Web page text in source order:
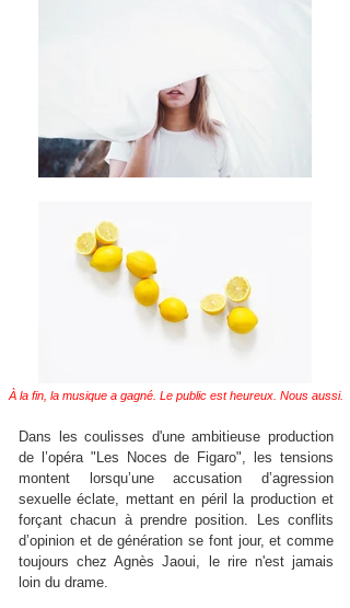
À la fin, la musique a gagné. Le public est heureux. Nous aussi.
Dans les coulisses d'une ambitieuse production
de l’opéra "Les Noces de Figaro", les tensions
montent lorsqu’une accusation d’agression
sexuelle éclate, mettant en péril la production et
forçant chacun à prendre position. Les conflits
d’opinion et de génération se font jour, et comme
toujours chez Agnès Jaoui, le rire n'est jamais
loin du drame.